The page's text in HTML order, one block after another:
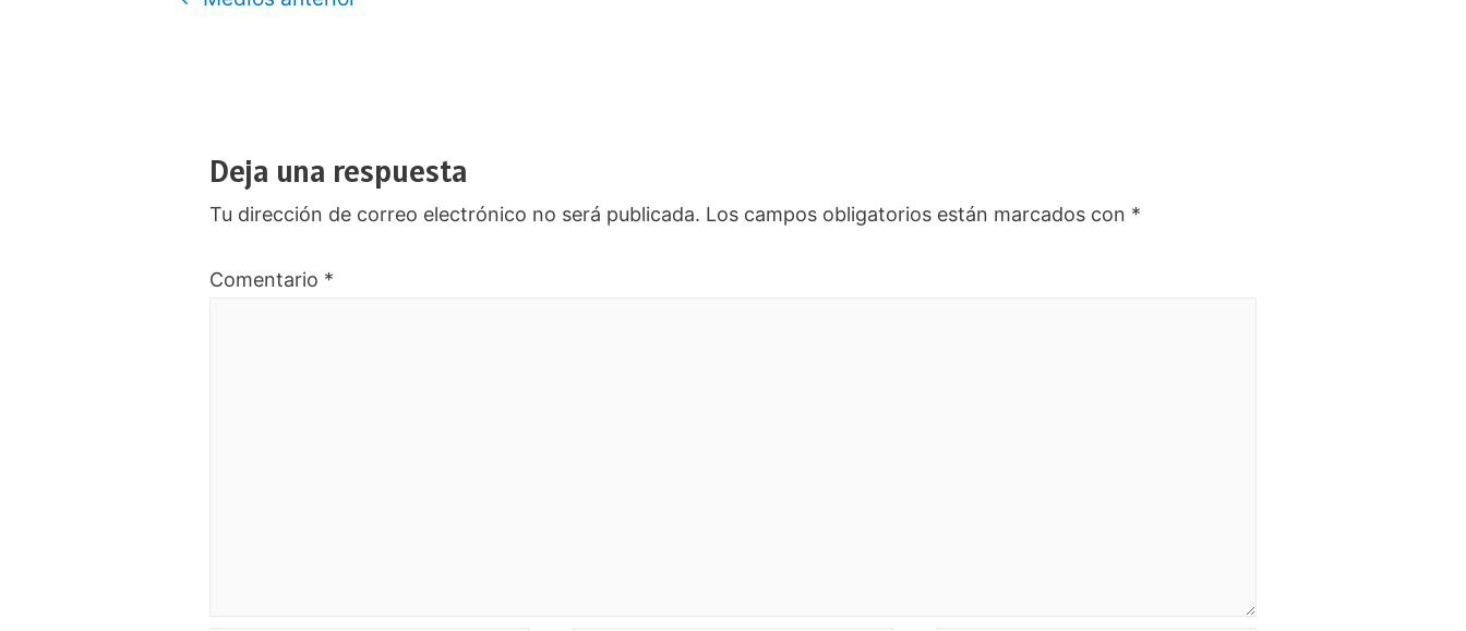
Deja una respuesta
Tu dirección de correo electrónico no será publicada. Los campos obligatorios están marcados con *
Comentario *